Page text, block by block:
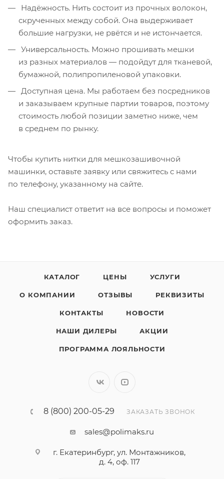
Надёжность. Нить состоит из прочных волокон,
скрученных между собой. Она выдерживает
большие нагрузки, не рвётся и не истончается.
Универсальность. Можно прошивать мешки
из разных материалов — подойдут для тканевой,
бумажной, полипропиленовой упаковки.
Доступная цена. Мы работаем без посредников
и заказываем крупные партии товаров, поэтому
стоимость любой позиции заметно ниже, чем
в среднем по рынку.
Чтобы купить нитки для мешкозашивочной
машинки, оставьте заявку или свяжитесь с нами
по телефону, указанному на сайте.
Наш специалист ответит на все вопросы и поможет
оформить заказ.
КАТАЛОГ ЦЕНЫ УСЛУГИ
О КОМПАНИИ ОТЗЫВЫ РЕКВИЗИТЫ
КОНТАКТЫ НОВОСТИ
НАШИ ДИЛЕРЫ АКЦИИ
ПРОГРАММА ЛОЯЛЬНОСТИ
8 (800) 200-05-29 ЗАКАЗАТЬ ЗВОНОК
sales@polimaks.ru
г. Екатеринбург, ул. Монтажников,
д. 4, оф. 117